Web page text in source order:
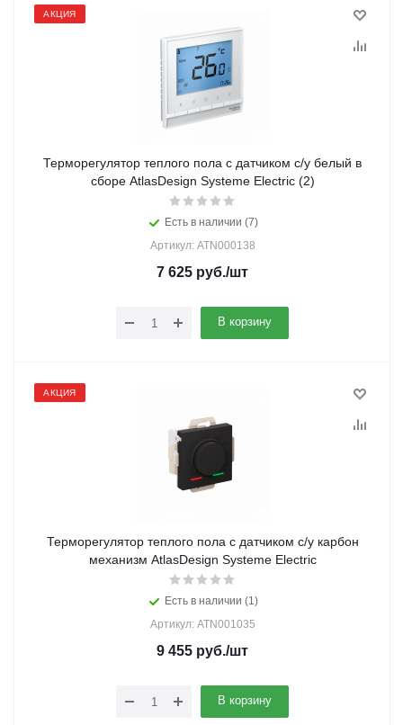
АКЦИЯ
Терморегулятор теплого пола с датчиком с/у белый в
сборе AtlasDesign Systeme Electric (2)
Есть в наличии (7)
Артикул: ATN000138
7 625 руб./шт
В корзину
АКЦИЯ
Терморегулятор теплого пола с датчиком с/у карбон
механизм AtlasDesign Systeme Electric
Есть в наличии (1)
Артикул: ATN001035
9 455 руб./шт
В корзину